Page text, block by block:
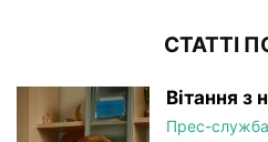
СТАТТІ
Вітання з
Прес-служба